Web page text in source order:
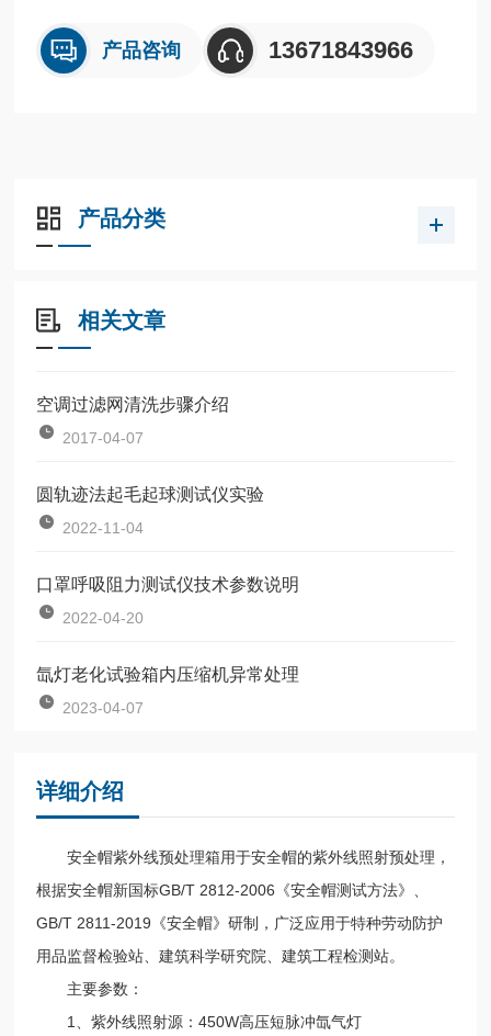
产品咨询 13671843966
产品分类
相关文章
空调过滤网清洗步骤介绍
2017-04-07
圆轨迹法起毛起球测试仪实验
2022-11-04
口罩呼吸阻力测试仪技术参数说明
2022-04-20
氙灯老化试验箱内压缩机异常处理
2023-04-07
详细介绍
安全帽紫外线预处理箱用于安全帽的紫外线照射预处理，
根据安全帽新国标GB/T 2812-2006《安全帽测试方法》、
GB/T 2811-2019《安全帽》研制，广泛应用于特种劳动防护
用品监督检验站、建筑科学研究院、建筑工程检测站。
主要参数：
1、紫外线照射源：450W高压短脉冲氙气灯